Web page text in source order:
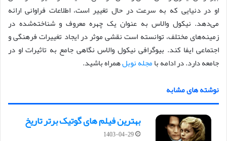
او در دنیایی که به سرعت در حال تغییر است، اطلاعات فراوانی ارائه
می‌دهد. نیکول والاس به عنوان یک چهره معروف و شناخته‌شده در
زمینه‌های مختلف، توانسته است نقشی موثر در ایجاد تغییرات فرهنگی و
اجتماعی ایفا کند. بیوگرافی نیکول والاس نگاهی جامع به تاثیرات او در
جامعه دارد. در ادامه بامجله نوبلهمراه باشید.
نوشته های مشابه
بهترین فیلم های گوتیک برتر تاریخ
1403-04-29